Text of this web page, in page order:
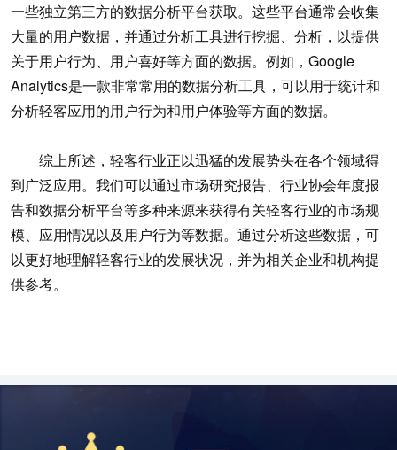
一些独立第三方的数据分析平台获取。这些平台通常会收集
大量的用户数据，并通过分析工具进行挖掘、分析，以提供
关于用户行为、用户喜好等方面的数据。例如，Google
Analytics是一款非常常用的数据分析工具，可以用于统计和
分析轻客应用的用户行为和用户体验等方面的数据。
综上所述，轻客行业正以迅猛的发展势头在各个领域得
到广泛应用。我们可以通过市场研究报告、行业协会年度报
告和数据分析平台等多种来源来获得有关轻客行业的市场规
模、应用情况以及用户行为等数据。通过分析这些数据，可
以更好地理解轻客行业的发展状况，并为相关企业和机构提
供参考。